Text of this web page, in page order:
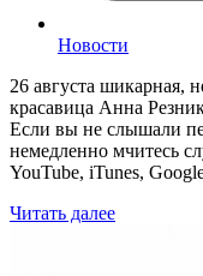
Новости
26 августа шикарная,
красавица Анна
Если вы не слышали
немедленно мчитесь
YouTube, iTunes,
Читать далее